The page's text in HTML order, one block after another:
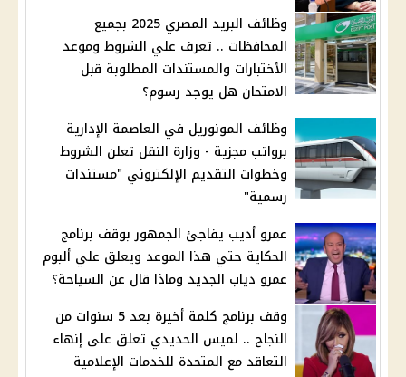
وظائف البريد المصري 2025 بجميع
المحافظات .. تعرف علي الشروط وموعد
الأختبارات والمستندات المطلوبة قبل
الامتحان هل يوجد رسوم؟
وظائف المونوريل في العاصمة الإدارية
برواتب مجزية - وزارة النقل تعلن الشروط
وخطوات التقديم الإلكتروني "مستندات
رسمية"
عمرو أديب يفاجئ الجمهور بوقف برنامج
الحكاية حتي هذا الموعد ويعلق علي ألبوم
عمرو دياب الجديد وماذا قال عن السياحة؟
وقف برنامج كلمة أخيرة بعد 5 سنوات من
النجاح .. لميس الحديدي تعلق على إنهاء
التعاقد مع المتحدة للخدمات الإعلامية